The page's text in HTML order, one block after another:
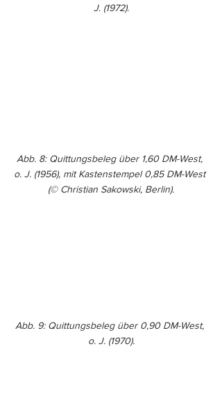
J. (1972).
Abb. 8: Quittungsbeleg über 1,60 DM-West,
o. J. (1956), mit Kastenstempel 0,85 DM-West
(© Christian Sakowski, Berlin).
Abb. 9: Quittungsbeleg über 0,90 DM-West,
o. J. (1970).